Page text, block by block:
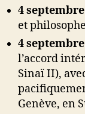
4 septembre
et
4 septembre
l’accord
Sinaï II),
Genève, en